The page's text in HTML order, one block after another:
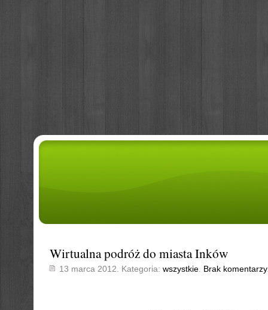
Wirtualna podróż do miasta Inków
13 marca 2012. Kategoria: wszystkie. Brak komentarzy